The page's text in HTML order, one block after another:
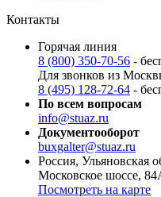
Контакты
Горячая линия
8 (800) 350-70-56 -
Для звонков из
8 (495) 128-72-64 -
По всем вопросам
info@stuaz.ru
Документооборот
buxgalter@stuaz.ru
Россия, Ульяновская
Московское шоссе,
Посмотреть на карте